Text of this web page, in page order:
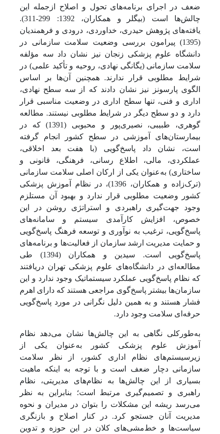
ضعف در اجرای برنامه‌های تحول و اصلاح ازجمله این
چالش‌ها است (بیگلر
و همکاران، 1392: 299-311).
یافته‌های پژوهش حیدری، خداوردی، درودی و فرهمندیان
(1395) پیرامون بررسی وضعیت سلامت سازمانی در
دانشگاه علوم پزشکی زنجان نیز نشان داد سه مؤلفه
سلامت سازمانی (یگانگی نهادی، روحیه و تأکید علمی) در
شرایط مطلوبی قرار ندارند. همچنین آن‌ها بر اساس
الگوی پارسونز نیز نشان دادند که از سه سطح نهادی،
اداری و فنی، تنها سطح اداری در وضعیت مناسبی قرار
دارد و دو سطح دیگر در شرایط مطلوبی نیستند. مطالعه
گوهری، طبیبی، نصیری‌پور و محبوبی (1391) که در
بیمارستان‌های آموزشی در سطح کشور انجام گرفته
است، نشان داد پاسخ‌گویی (با هفت بعد اخلاقی،
عملکردی، مالی، اطلاع رسانی، فرهنگی، قانونی و
ساختاری) به‌عنوان یکی از ارکان اصلی سلامت سازمانی
(ترک‌زاده و همکاران، 1396)، در نظام آموزش پزشکی
کشور وضعیت مطلوبی قرار ندارد و بهبود آن مستلزم
وجود جهت‌گیری راهبردی و استراتژی روشن در این
خصوص، افزایش کارآمدی سیستم و سامانه‌های
پاسخ‌گویی، ترغیب به نوآوری و توسعه فرهنگ پاسخ‌گویی
و حمایت مدیریت ارشد سازمان از فعالیت‌ها و برنامه‌های
پاسخ‌گویی است. سیدین و همکاران (1394) طی
مطالعه‌ای در دانشگاه‌های علوم پزشکی تهران دریافتند
که نظام پاسخ‌گویی عملکرد سیستماتیک وجود ندارد و این
سازمان‌ها بیشتر پاسخ‌گوی مراجعی هستند که دارای اهرم
فشار هستند و به همین دلیل نگرانی در مورد پاسخ‌گویی
حرفه‌ای سلامت وجود دارد.
به‌طورکلی نگاهی به این چالش‌ها نشان می‌دهد نظام
آموزش علوم پزشکی کشور به‌عنوان یکی از
زیرسیستم‌های نظام اداری کشور، از نظر سلامت
سازمانی دچار ضعف است و با توجه به اینکه ماهیت
بسیاری از این چالش‌ها به نظام‌های مدیریتی، نظام
راهبری و تصمیم‌گیری مرتبط است؛ بنابراین به نظر
می‌رسد ریشه این مشکلات را بتوان در مدیران و نحوه
مدیریت آنان جستجو کرد. در کنار اصلاح و بازنگری
سیاست‌ها و خط‌مشی‌های کلان در این حوزه و تدوین